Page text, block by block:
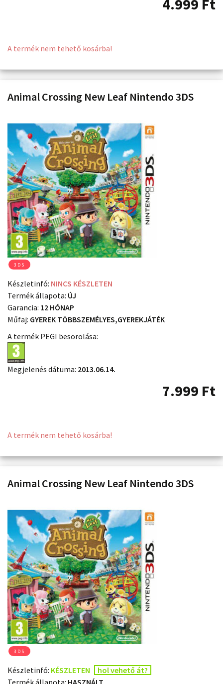
4.999 Ft
A termék nem tehető kosárba!
Animal Crossing New Leaf Nintendo 3DS
3DS
Készletinfó: NINCS KÉSZLETEN
Termék állapota: ÚJ
Garancia: 12 HÓNAP
Műfaj: GYEREK TÖBBSZEMÉLYES,GYEREKJÁTÉK
A termék PEGI besorolása:
Megjelenés dátuma: 2013.06.14.
7.999 Ft
A termék nem tehető kosárba!
Animal Crossing New Leaf Nintendo 3DS
3DS
Készletinfó: KÉSZLETEN
hol vehető át?